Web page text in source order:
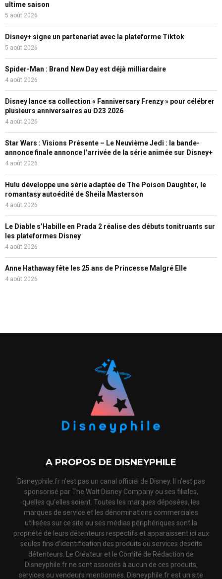
ultime saison
5 août 2026
Disney+ signe un partenariat avec la plateforme Tiktok
5 août 2026
Spider-Man : Brand New Day est déjà milliardaire
4 août 2026
Disney lance sa collection « Fanniversary Frenzy » pour célébrer
plusieurs anniversaires au D23 2026
4 août 2026
Star Wars : Visions Présente – Le Neuvième Jedi : la bande-
annonce finale annonce l’arrivée de la série animée sur Disney+
4 août 2026
Hulu développe une série adaptée de The Poison Daughter, le
romantasy autoédité de Sheila Masterson
4 août 2026
Le Diable s’Habille en Prada 2 réalise des débuts tonitruants sur
les plateformes Disney
4 août 2026
Anne Hathaway fête les 25 ans de Princesse Malgré Elle
4 août 2026
A PROPOS DE DISNEYPHILE
Disneyphile.fr n'est pas un canal officiel de Disney. Il n'est pas
sponsorisé par The Walt Disney Company ou ses filiales,
quelles qu'elles soient. Toutes les marques déposées, les
marques de service et les dénominations commerciales
utilisées sur ce site ou ses médias périphériques sont la
propriété de leurs détenteurs respectifs et apparaissent ici aux
seules fins d'identification des produits ou services desdits
détenteurs. Le Créateur et le Comité de Rédaction de
Disneyphile.fr ne sont associés à aucun de ces produits,
services ou vendeurs mentionnés. Disneyphile.fr est un site